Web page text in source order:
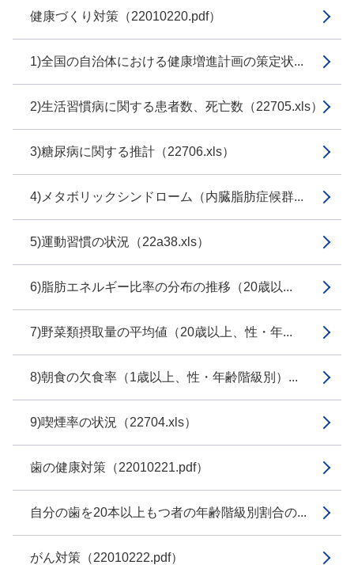
健康づくり対策（22010220.pdf）
1)全国の自治体における健康増進計画の策定状...
2)生活習慣病に関する患者数、死亡数（22705.xls）
3)糖尿病に関する推計（22706.xls）
4)メタボリックシンドローム（内臓脂肪症候群...
5)運動習慣の状況（22a38.xls）
6)脂肪エネルギー比率の分布の推移（20歳以...
7)野菜類摂取量の平均値（20歳以上、性・年...
8)朝食の欠食率（1歳以上、性・年齢階級別）...
9)喫煙率の状況（22704.xls）
歯の健康対策（22010221.pdf）
自分の歯を20本以上もつ者の年齢階級別割合の...
がん対策（22010222.pdf）